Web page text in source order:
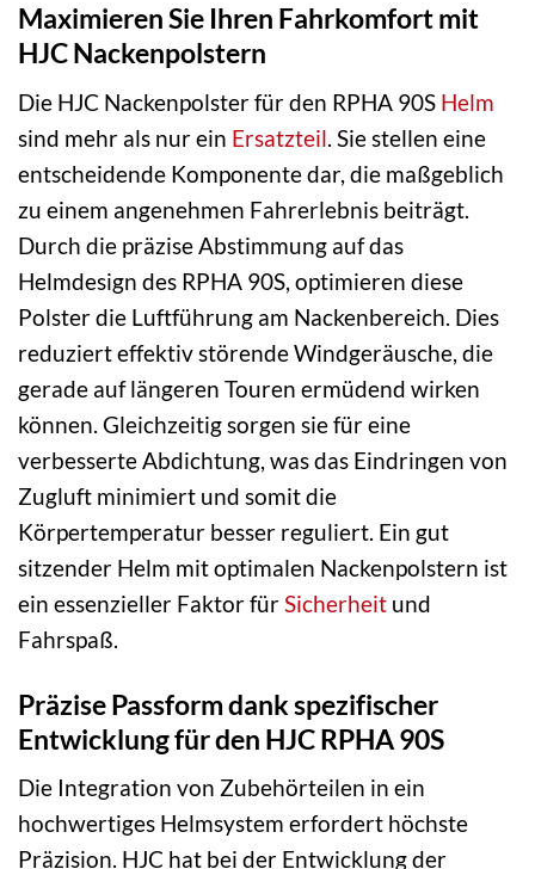
Maximieren Sie Ihren Fahrkomfort mit
HJC Nackenpolstern
Die HJC Nackenpolster für den RPHA 90S Helm
sind mehr als nur ein Ersatzteil . Sie stellen eine
entscheidende Komponente dar, die maßgeblich
zu einem angenehmen Fahrerlebnis beiträgt.
Durch die präzise Abstimmung auf das
Helmdesign des RPHA 90S, optimieren diese
Polster die Luftführung am Nackenbereich. Dies
reduziert effektiv störende Windgeräusche, die
gerade auf längeren Touren ermüdend wirken
können. Gleichzeitig sorgen sie für eine
verbesserte Abdichtung, was das Eindringen von
Zugluft minimiert und somit die
Körpertemperatur besser reguliert. Ein gut
sitzender Helm mit optimalen Nackenpolstern ist
ein essenzieller Faktor für Sicherheit und
Fahrspaß.
Präzise Passform dank spezifischer
Entwicklung für den HJC RPHA 90S
Die Integration von Zubehörteilen in ein
hochwertiges Helmsystem erfordert höchste
Präzision. HJC hat bei der Entwicklung der